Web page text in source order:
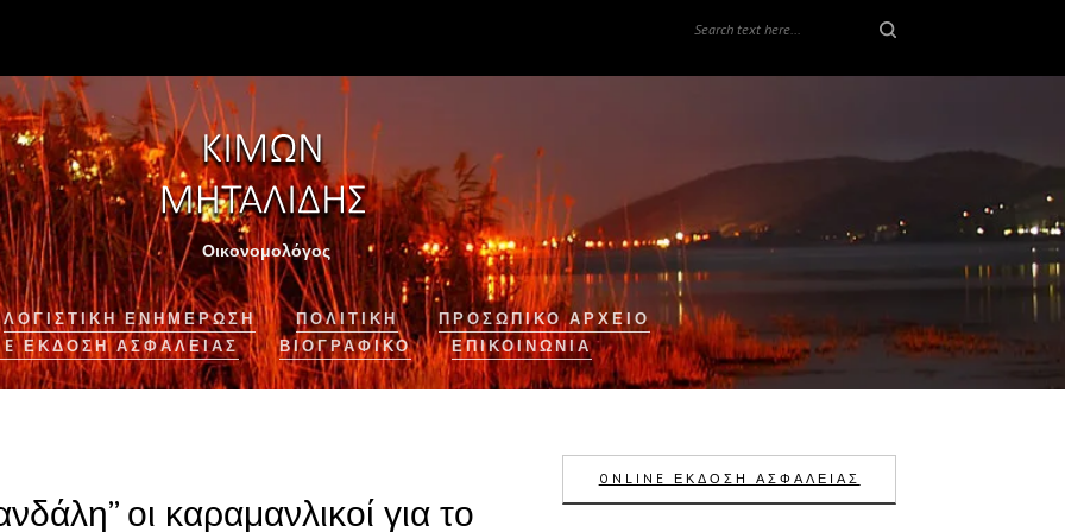
Οικονομολόγος
ΛΟΓΙΣΤΙΚΉ ΕΝΗΜΈΡΩΣΗ ΠΟΛΙΤΙΚΗ
ΠΡΟΣΩΠΙΚΟ ΑΡΧΕΙΟ
ΈΚΔΟΣΗ ΑΣΦΆΛΕΙΑΣ
ΒΙΟΓΡΑΦΙΚΌ ΕΠΙΚΟΙΝΩΝΊΑ
οι καραμανλικοί για το
ONLINE ΕΚΔΟΣΗ ΑΣΦΑΛΕΙΑΣ